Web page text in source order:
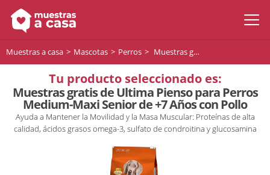
Muestras a casa Mascotas Perros Muestras gratis de Ultima Pienso para Perros Medium-Maxi Senior de +7 Años con Pollo
Tu producto seleccionado es:
Muestras gratis de Ultima Pienso para Perros
Medium-Maxi Senior de +7 Años con Pollo
Ayuda a Mantener la Movilidad y la Masa Muscular: Proteínas de alta
calidad, ácidos grasos omega-3, sulfato de condroitina y glucosamina